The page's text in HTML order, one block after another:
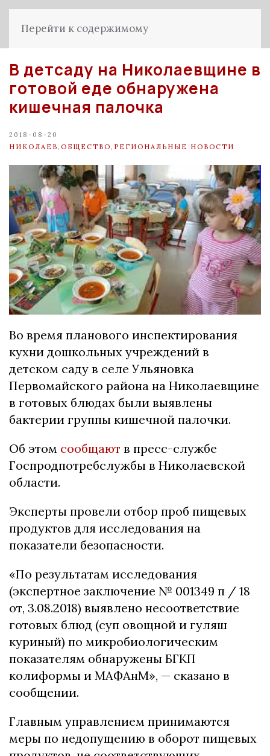
Перейти к содержимому
В детсаду на Николаевщине в
готовой еде обнаружена
кишечная палочка
2018-08-20
НИКОЛАЕВ ОБЩЕСТВО РЕГИОНАЛЬНЫЕ НОВОСТИ
Во время планового инспектирования
кухни дошкольных учреждений в
детском саду в селе Ульяновка
Первомайского района на Николаевщине
в готовых блюдах были выявлены
бактерии группы кишечной палочки.
Об этом сообщают в пресс-службе
Госпродпотребслужбы в Николаевской
области.
Эксперты провели отбор проб пищевых
продуктов для исследования на
показатели безопасности.
«По результатам исследования
(экспертное заключение № 001349 п / 18
от, 3.08.2018) выявлено несоответствие
готовых блюд (суп овощной и гуляш
куриный) по микробиологическим
показателям обнаружены БГКП
колиформы и МАФАнМ», — сказано в
сообщении.
Главным управлением принимаются
меры по недопущению в оборот пищевых